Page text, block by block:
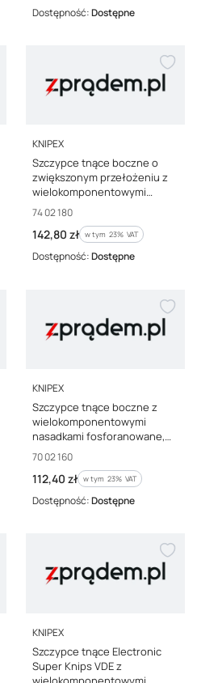
Dostępność:Dostępne
PRODUCENT
KNIPEX
Szczypce tnące boczne o
zwiększonym przełożeniu z
wielokomponentowymi
nasadkami fosforanowane,
czarne 180 mm 74 02 180
Kod producenta
74 02 180
Cena brutto
142,80 zł w tym %s VAT
w tym 23% VAT
Dostępność:Dostępne
PRODUCENT
KNIPEX
Szczypce tnące boczne z
wielokomponentowymi
nasadkami fosforanowane,
czarne 160 mm 70 02 160
Kod producenta
70 02 160
Cena brutto
112,40 zł w tym %s VAT
w tym 23% VAT
Dostępność:Dostępne
PRODUCENT
KNIPEX
Szczypce tnące Electronic
Super Knips VDE z